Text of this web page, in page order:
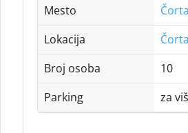
Mesto
Lokacija
Broj osoba
10
Parking
za